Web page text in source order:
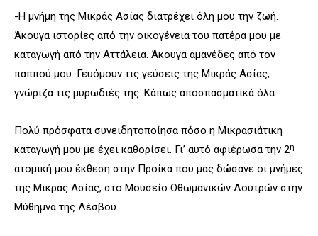
-Η μνήμη της Μικράς Ασίας διατρέχει όλη μου την ζωή.
Άκουγα ιστορίες από την οικογένεια του πατέρα μου με
καταγωγή από την Αττάλεια. Άκουγα αμανέδες από τον
παππού μου. Γευόμουν τις γεύσεις της Μικράς Ασίας,
γνώριζα τις μυρωδιές της. Κάπως αποσπασματικά όλα.
Πολύ πρόσφατα συνειδητοποίησα πόσο η Μικρασιάτικη
καταγωγή μου με έχει καθορίσει. Γι’ αυτό αφιέρωσα την 2η
ατομική μου έκθεση στην Προίκα που μας δώσανε οι μνήμες
της Μικράς Ασίας, στο Μουσείο Οθωμανικών Λουτρών στην
Μύθημνα της Λέσβου.